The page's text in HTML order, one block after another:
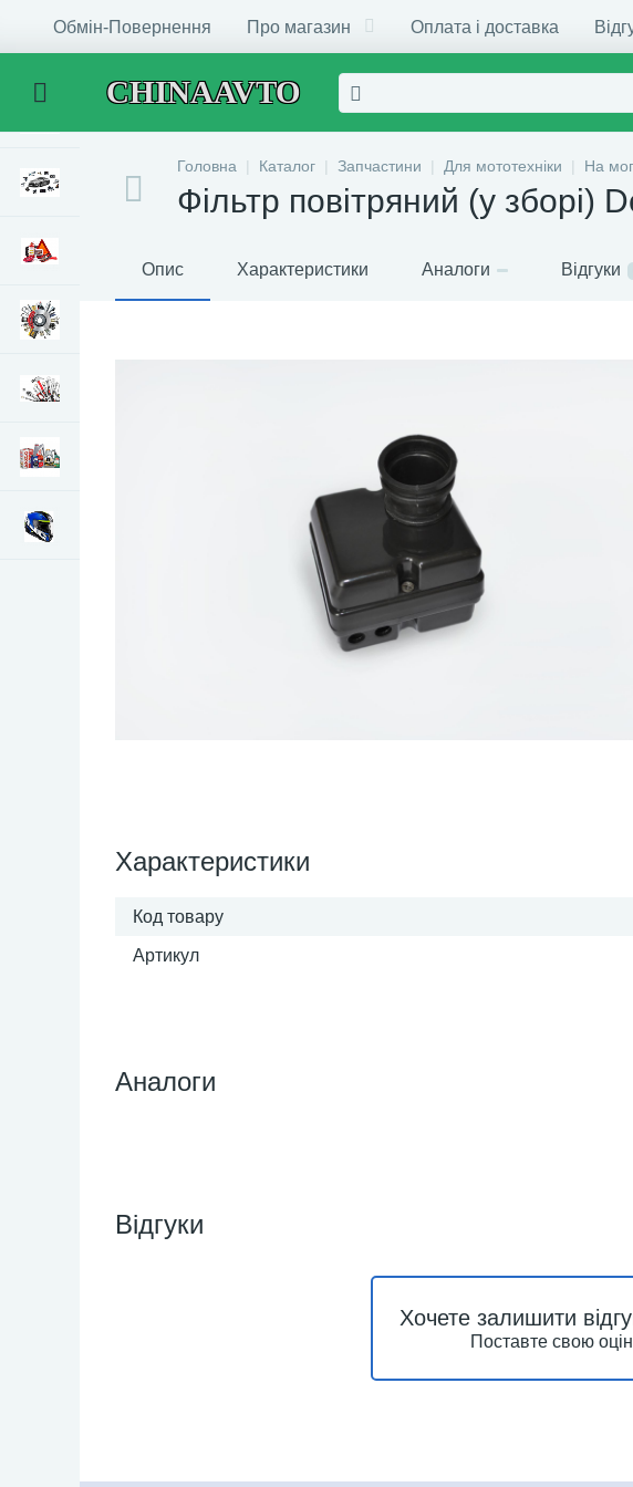
Обмін-Повернення Про магазин Оплата і доставка
CHINAAVTO
Головна Каталог Запчастини Для мототехніки На
Фільтр повітряний (у зборі)
Опис Характеристики Аналоги Відгуки
Характеристики
Код товару
Артикул
Аналоги
Відгуки
Хочете залишити
Поставте свою